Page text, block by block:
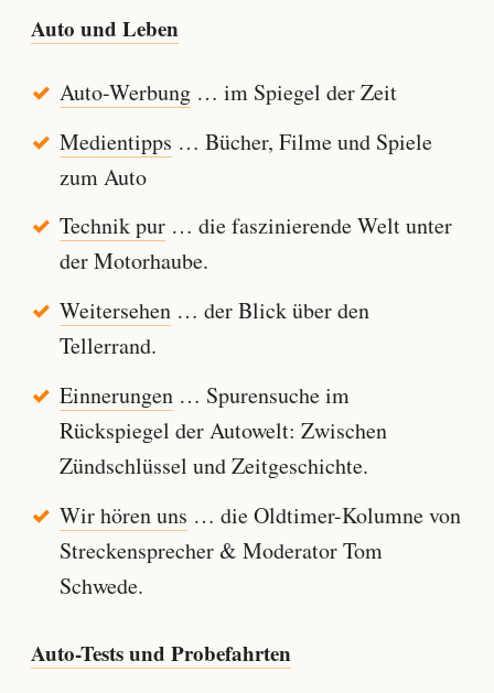
Auto und Leben
Auto-Werbung… im Spiegel der Zeit
Medientipps … Bücher, Filme und Spiele
zum Auto
Technik pur… die faszinierende Welt unter
der Motorhaube.
Weitersehen… der Blick über den
Tellerrand.
Einnerungen… Spurensuche im
Rückspiegel der Autowelt: Zwischen
Zündschlüssel und Zeitgeschichte.
Wir hören uns … die Oldtimer-Kolumne von
Streckensprecher & Moderator Tom
Schwede.
Auto-Tests und Probefahrten